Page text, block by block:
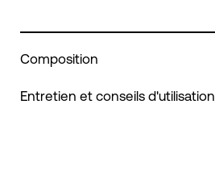
Composition
Entretien et conseils d'utilisation